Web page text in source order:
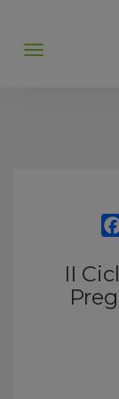
Abrir
II